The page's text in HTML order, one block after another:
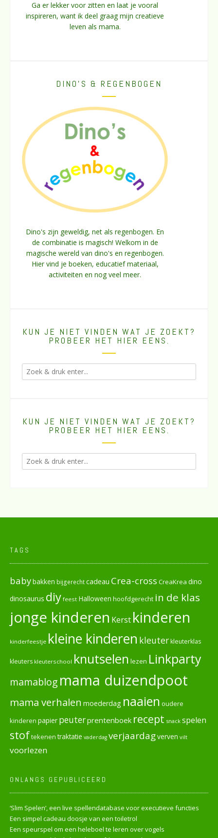
Ga er lekker voor zitten en laat je vooral
inspireren, want ik deel graag mijn creatieve
leven als mama.
DINO’S & REGENBOGEN
Dino's zijn geweldig, net als regenbogen. En
de combinatie is magisch! Welkom in de
magische wereld van dino's en regenbogen.
Hier vind je boeken, educatief materiaal,
activiteiten en nog veel meer.
KUN JE NIET VINDEN WAT JE ZOEKT?
PROBEER HET HIER EENS.
KUN JE NIET VINDEN WAT JE ZOEKT?
PROBEER HET HIER EENS.
TAGS
babybakken bijgerechtcadeau Crea-cross CreaKrea dino
dinosaurus diy feest Halloween hoofdgerecht in de klas
jonge kinderen Kerst kinderen
kinderfeestje kleine kinderen kleuterkleuterklas
kleuters kleuterschool knutselen lezen Linkparty
mamablog mama duizendpoot
mama verhalen moederdag naaien oudere
kinderen papier peuterprentenboek recept snack spelen
stoftekenen traktatie vaderdag verjaardagverven vilt
voorlezen
ONLANGS GEPUBLICEERD
‘Slim Spelen’, een live spellendatabase voor executieve functies
Een simpel cadeau doosje van een toiletrol
Een speurspel om een heleboel te leren over vogels